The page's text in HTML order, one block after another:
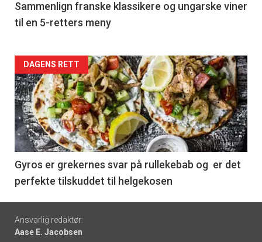
5
Sammenlign franske klassikere og ungarske viner
til en 5-retters meny
Forsiden
akkurat
nå
-
6
DAGENS RETT
Gyros er grekernes svar på rullekebab og er det
perfekte tilskuddet til helgekosen
Footer
Ansvarlig redaktør:
Aase E. Jacobsen